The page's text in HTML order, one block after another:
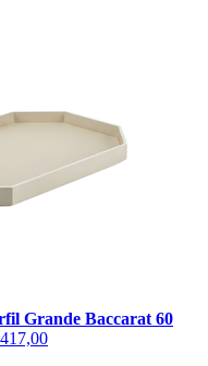
Grande Baccarat 60